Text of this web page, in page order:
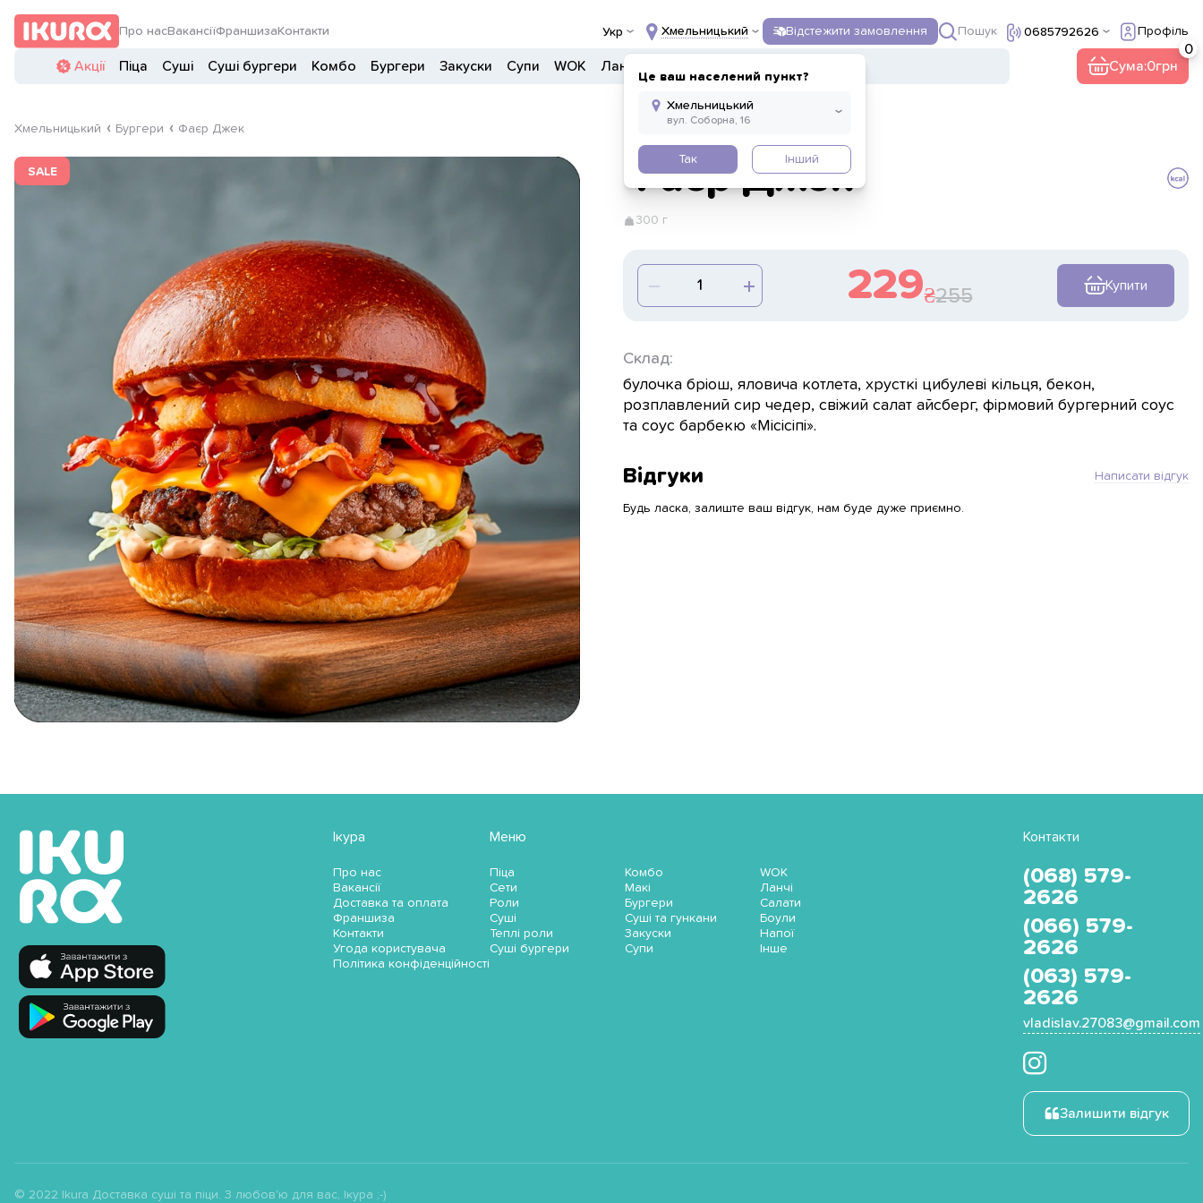
Про насВакансіїФраншиза Контакти Укр Хмельницький
Це ваш населений пункт?
Так Інший
Відстежити замовлення Пошук 0685792626 Профіль
Акції Піца Суші Суші бургери Комбо Бургери Закуски Супи WOK Ланчі Сума:0
Хмельницький Бургери Фаєр Джек
SALE Фаєр Джек
300 г
229 255 Купити
Склад:
булочка бріош, яловича котлета, хрусткі цибулеві кільця, бекон,
розплавлений сир чедер, свіжий салат айсберг, фірмовий бургерний соус
та соус барбекю «Місісіпі».
Відгуки Написати відгук
Будь ласка, залиште ваш відгук, нам буде дуже приємно.
Ікура
Про нас
Вакансії
Доставка та оплата
Франшиза
Контакти
Угода користувача
Політика конфіденційності
Меню
Піца
Сети
Роли
Суші
Теплі роли
Суші бургери
Комбо
Макі
Бургери
Суші та гункани
Закуски
Супи
WOK
Ланчі
Салати
Боули
Напої
Інше
Контакти
(068) 579-
2626
(066) 579-
2626
(063) 579-
2626
vladislav.27083@gmail.com
Залишити відгук
© 2022 Ikura Доставка суші та піци. З любов'ю для вас, Ікура ;-)